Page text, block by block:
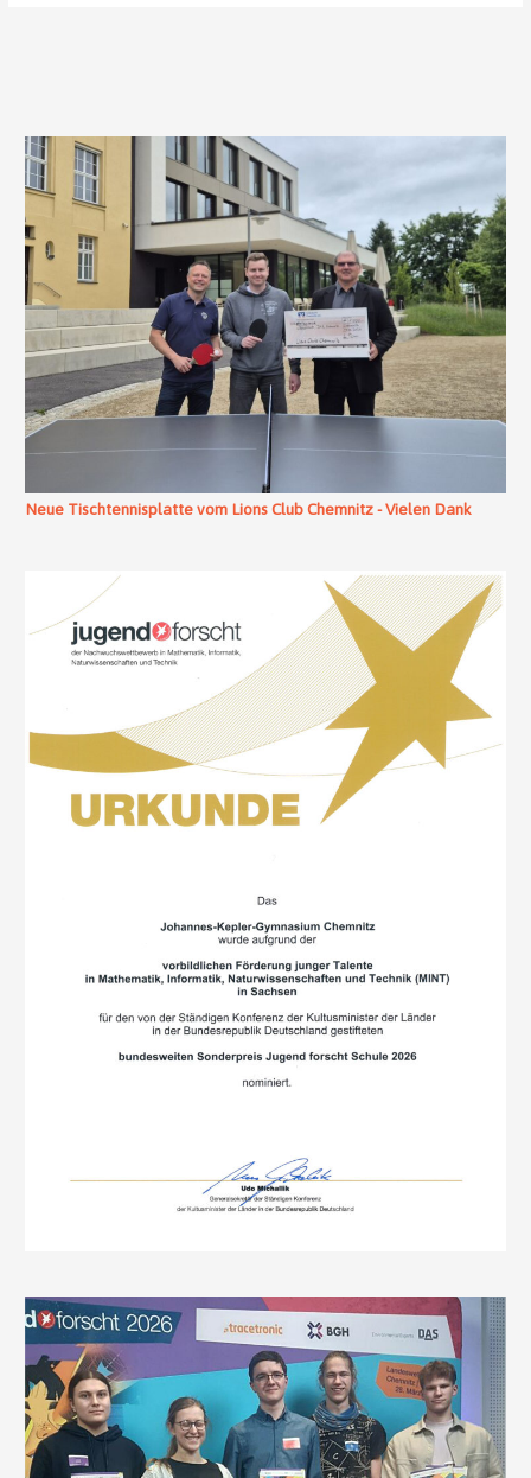
Neue Tischtennisplatte vom Lions Club Chemnitz - Vielen Dank